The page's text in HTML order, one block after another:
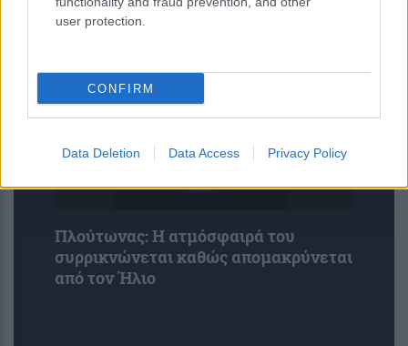
user protection.
CONFIRM
Data Deletion Data Access Privacy Policy
θετικών αποτελεσμάτων
Πλούτωνας: Η ατμόσφαιρά του
συρρικνώνεται καθώς απομακρύνεται
από τον Ήλιο